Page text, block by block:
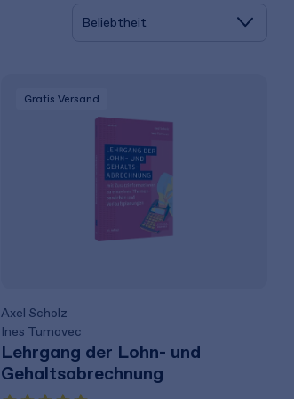
Gratis Versand
Axel Scholz
Ines Tumovec
Lehrgang der Lohn- und
Gehaltsabrechnung